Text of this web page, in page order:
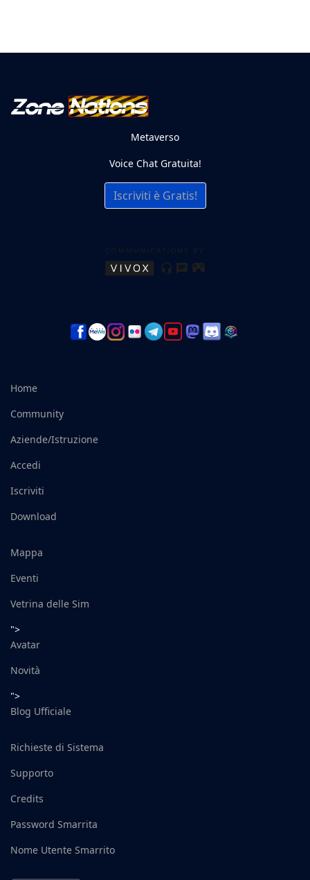
Metaverso
Voice Chat Gratuita!
Iscriviti è Gratis!
Home
Community
Aziende/Istruzione
Accedi
Iscriviti
Download
Mappa
Eventi
Vetrina delle Sim
">
Avatar
Novità
">
Blog Ufficiale
Richieste di Sistema
Supporto
Credits
Password Smarrita
Nome Utente Smarrito